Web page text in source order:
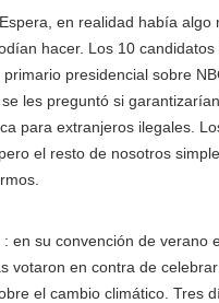
en realidad había algo
hacer. Los 10
presidencial sobre
les preguntó si
para extranjeros ilegales.
el resto de nosotros
: en su convención de verano
votaron en contra de
el cambio climático. Tres